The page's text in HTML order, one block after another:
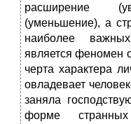
расширение
(уменьшение), а
наиболее
является феномен
черта характера
овладевает
заняла
форме странных